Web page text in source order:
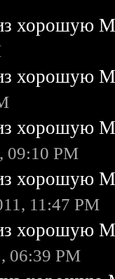
хорошую
хорошую
хорошую
09:10 PM
хорошую
11:47 PM
хорошую
06:39 PM